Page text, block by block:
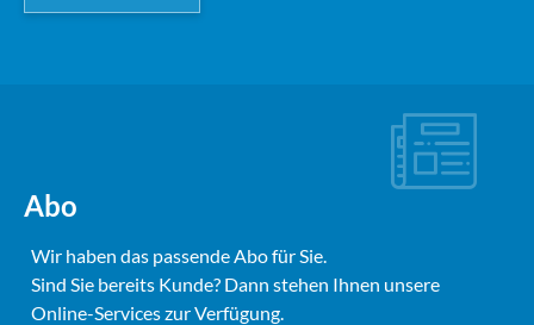
Abo
Wir haben das passende Abo für Sie.
Sind Sie bereits Kunde? Dann stehen Ihnen unsere
Online-Services zur Verfügung.